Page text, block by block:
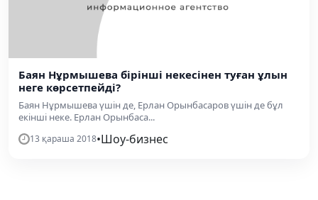
Баян Нұрмышева бірінші некесінен туған ұлын
неге көрсетпейді?
Баян Нұрмышева үшін де, Ерлан Орынбасаров үшін де бұл
екінші неке. Ерлан Орынбаса...
13 қараша 2018•Шоу-бизнес